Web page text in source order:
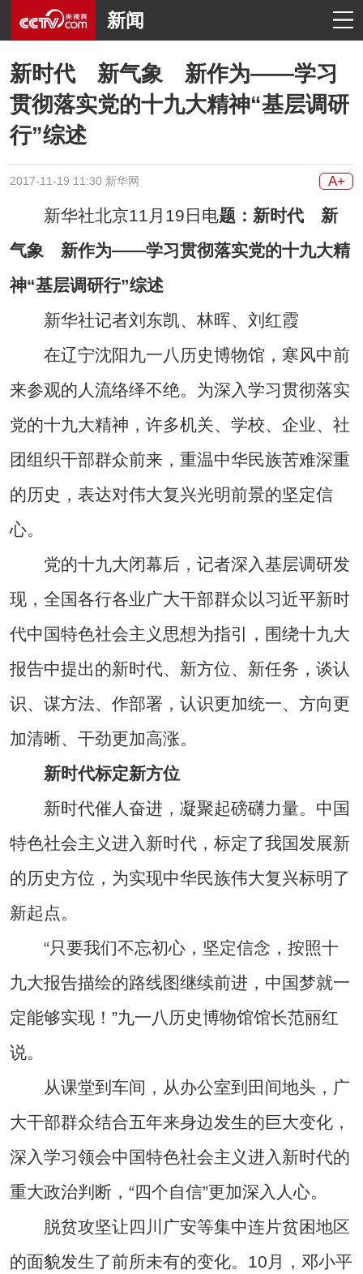
新闻
新时代 新气象 新作为——学习
贯彻落实党的十九大精神“基层调研
行”综述
2017-11-19 11:30 新华网 A+
新华社北京11月19日电题：新时代 新
气象 新作为——学习贯彻落实党的十九大精
神“基层调研行”综述
新华社记者刘东凯、林晖、刘红霞
在辽宁沈阳九一八历史博物馆，寒风中前
来参观的人流络绎不绝。为深入学习贯彻落实
党的十九大精神，许多机关、学校、企业、社
团组织干部群众前来，重温中华民族苦难深重
的历史，表达对伟大复兴光明前景的坚定信
心。
党的十九大闭幕后，记者深入基层调研发
现，全国各行各业广大干部群众以习近平新时
代中国特色社会主义思想为指引，围绕十九大
报告中提出的新时代、新方位、新任务，谈认
识、谋方法、作部署，认识更加统一、方向更
加清晰、干劲更加高涨。
新时代标定新方位
新时代催人奋进，凝聚起磅礴力量。中国
特色社会主义进入新时代，标定了我国发展新
的历史方位，为实现中华民族伟大复兴标明了
新起点。
“只要我们不忘初心，坚定信念，按照十
九大报告描绘的路线图继续前进，中国梦就一
定能够实现！”九一八历史博物馆馆长范丽红
说。
从课堂到车间，从办公室到田间地头，广
大干部群众结合五年来身边发生的巨大变化，
深入学习领会中国特色社会主义进入新时代的
重大政治判断，“四个自信”更加深入人心。
脱贫攻坚让四川广安等集中连片贫困地区
的面貌发生了前所未有的变化。10月，邓小平